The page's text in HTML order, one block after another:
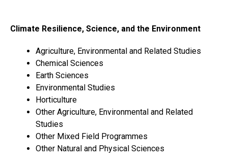
Climate Resilience, Science, and the Environment
Agriculture, Environmental and Related Studies
Chemical Sciences
Earth Sciences
Environmental Studies
Horticulture
Other Agriculture, Environmental and Related
Studies
Other Mixed Field Programmes
Other Natural and Physical Sciences